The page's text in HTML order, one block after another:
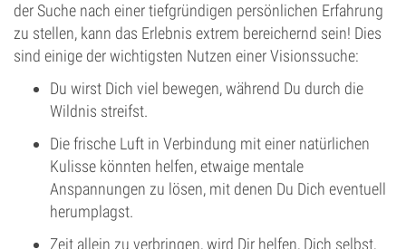
der Suche nach einer tiefgründigen persönlichen Erfahrung
zu stellen, kann das Erlebnis extrem bereichernd sein! Dies
sind einige der wichtigsten Nutzen einer Visionssuche:
Du wirst Dich viel bewegen, während Du durch die
Wildnis streifst.
Die frische Luft in Verbindung mit einer natürlichen
Kulisse könnten helfen, etwaige mentale
Anspannungen zu lösen, mit denen Du Dich eventuell
herumplagst.
Zeit allein zu verbringen, wird Dir helfen, Dich selbst,